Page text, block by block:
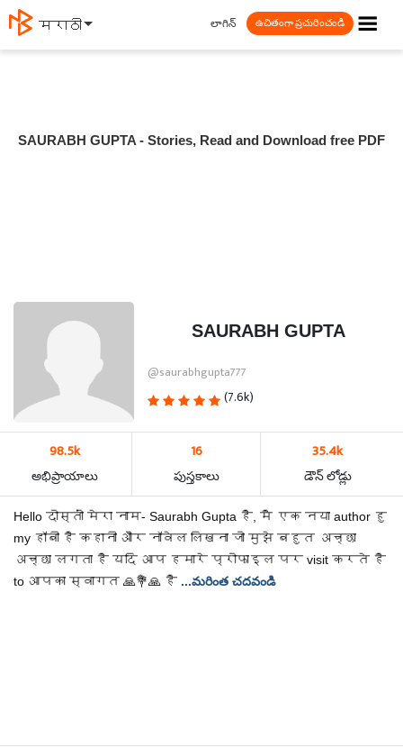
मराठी ☰
లాగిన్ ఉచితంగా ప్రచురించండి
SAURABH GUPTA - Stories, Read and Download free PDF
SAURABH GUPTA
@saurabhgupta777
(7.6k)
98.5k
అభిప్రాయాలు
16
పుస్తకాలు
35.4k
డౌన్ లోడ్లు
Hello दोस्तों मेरा नाम- Saurabh Gupta है, मै एक नया author हु
my हॉबी है कहानी और नॉवेल लिखना जो मुझे बहुत अच्छा
अच्छा लगता है यदि आप हमारे प्रोफाइल पर visit करते है
to आपका स्वागत 🙏💐🙏 है ...మరింత చదవండి